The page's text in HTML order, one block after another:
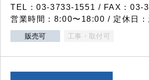
TEL：03-3733-1551 / FAX：03-
営業時間：8:00〜18:00 / 定休日：
販売可 工事・取付可